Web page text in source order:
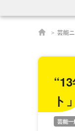
芸能
ト
芸能一